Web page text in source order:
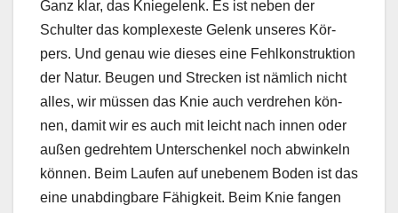
Ganz klar, das Kniege­lenk. Es ist neben der
Schul­ter das kom­plex­este Gelenk unseres Kör­
pers. Und genau wie dieses eine Fehlkon­struk­tion
der Natur. Beu­gen und Streck­en ist näm­lich nicht
alles, wir müssen das Knie auch ver­drehen kön­
nen, damit wir es auch mit leicht nach innen oder
außen gedrehtem Unter­schenkel noch abwinkeln
kön­nen. Beim Laufen auf uneben­em Boden ist das
eine unab­d­ing­bare Fähigkeit. Beim Knie fan­gen